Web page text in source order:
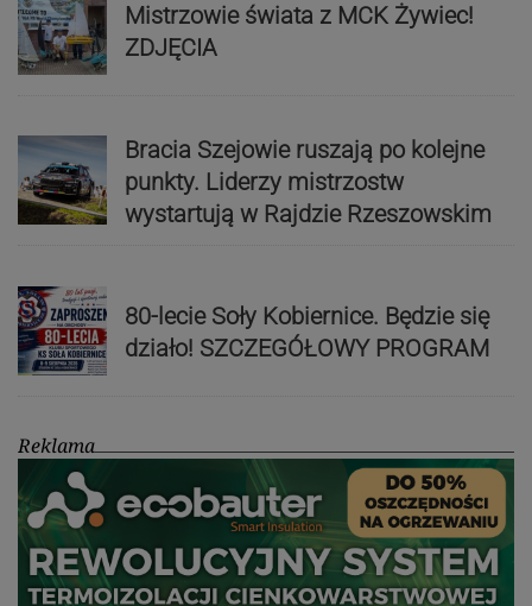
Mistrzowie świata z MCK Żywiec!
ZDJĘCIA
Bracia Szejowie ruszają po kolejne
punkty. Liderzy mistrzostw
wystartują w Rajdzie Rzeszowskim
80-lecie Soły Kobiernice. Będzie się
działo! SZCZEGÓŁOWY PROGRAM
Reklama